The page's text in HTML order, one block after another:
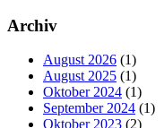
Archiv
August 2026 (1)
August 2025 (1)
Oktober 2024 (1)
September 2024 (1)
Oktober 2023 (2)